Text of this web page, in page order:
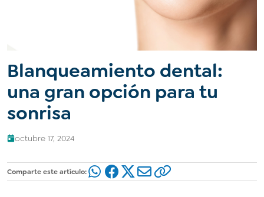
Blanqueamiento dental:
una gran opción para tu
sonrisa
octubre 17, 2024
Comparte este artículo: